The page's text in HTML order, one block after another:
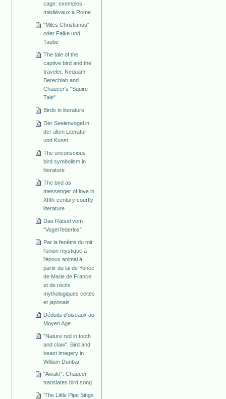
cage: exemples
médiévaux à Rome
"Miles Christianus"
oder Falke und
Taube
The tale of the
captive bird and the
traveler. Nequam,
Berechiah and
Chaucer's "Squire
Tale"
Birds in literature
Der Seelenvogel in
der alten Literatur
und Kunst
The unconscious
bird symbolism in
literature
The bird as
messenger of love in
XIIth-century courtly
literature
Das Rätsel vom
"Vogel federlos"
Par la fenêtre du toit:
l'union mystique à
l'époux animal à
partir du lai de Yonec
de Marie de France
et de récits
mythologiques celtes
et japonais
Déduits d'oiseaux au
Moyen Age
"Nature red in tooth
and claw". Bird and
beast imagery in
William Dunbar
"Awak!": Chaucer
translates bird song
'The Little Pipe Sings